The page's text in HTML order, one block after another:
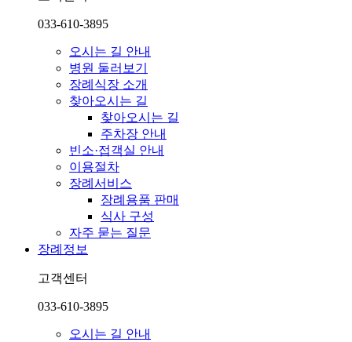
033-610-3895
오시는 길 안내
병원 둘러보기
장례식장 소개
찾아오시는 길
찾아오시는 길
주차장 안내
빈소·접객실 안내
이용절차
장례서비스
장례용품 판매
식사 구성
자주 묻는 질문
장례정보
고객센터
033-610-3895
오시는 길 안내